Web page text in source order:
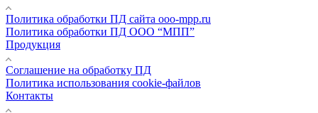
Политика обработки ПД сайта ooo-mpp.ru
Политика обработки ПД ООО “МПП”
Продукция
Соглашение на обработку ПД
Политика использования cookie-файлов
Контакты